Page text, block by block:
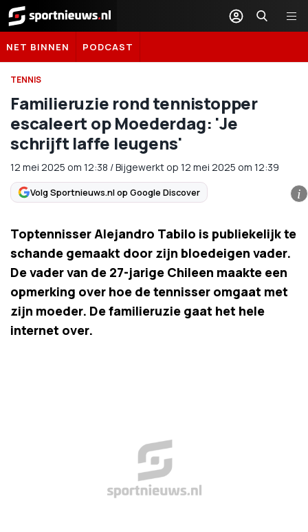
Sportnieuws.nl
NET BINNEN PODCAST
TENNIS
Familieruzie rond tennistopper
escaleert op Moederdag: 'Je
schrijft laffe leugens'
12 mei 2025 om 12:38 /Bijgewerkt op 12 mei 2025 om 12:39
Volg Sportnieuws.nl op Google Discover i
Toptennisser Alejandro Tabilo is publiekelijk te
schande gemaakt door zijn bloedeigen vader.
De vader van de 27-jarige Chileen maakte een
opmerking over hoe de tennisser omgaat met
zijn moeder. De familieruzie gaat het hele
internet over.